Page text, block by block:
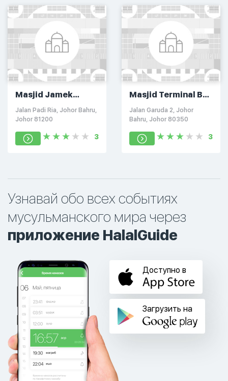
Masjid Jamek
Bandar Baru Uda
Jalan Padi Ria, Johor Bahru,
Johor 81200
3
Masjid Terminal Bas
Larkin
Jalan Garuda 2, Johor
Bahru, Johor 80350
3
Узнавай обо всех событиях
мусульманского мира через
приложение HalalGuide
Доступно в
Загрузить на